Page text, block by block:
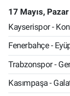
17 Mayıs, Pazar
Kayserispor -
Fenerbahçe -
Trabzonspor -
Kasımpaşa -